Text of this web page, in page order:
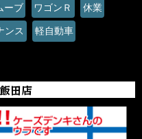
ーブ ワゴンＲ 休業
ンス 軽自動車
田店